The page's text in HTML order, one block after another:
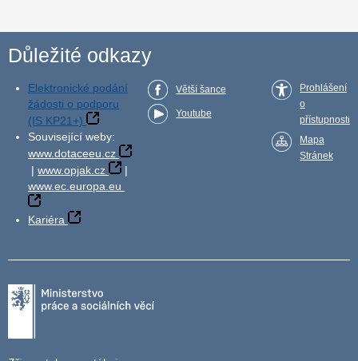
Důležité odkazy
Elektronické podání
žádosti o podporu
(IS KP21+)
Související weby:
www.dotaceeu.cz
| www.opjak.cz
|
www.ec.europa.eu
Kariéra
Větší šance
Youtube
Prohlášení
o
přístupnosti
Mapa
Stránek